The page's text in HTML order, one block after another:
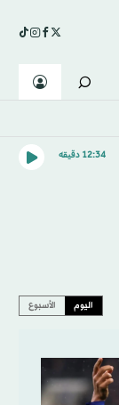
12:34 دقيقه
اليوم الأسبوع